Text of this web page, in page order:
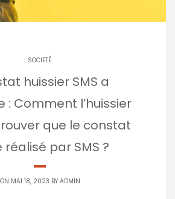
SOCIETÉ
huissier SMS a
: Comment l’huissier
que le constat
réalisé par SMS ?
ON MAI 18, 2023 BY ADMIN